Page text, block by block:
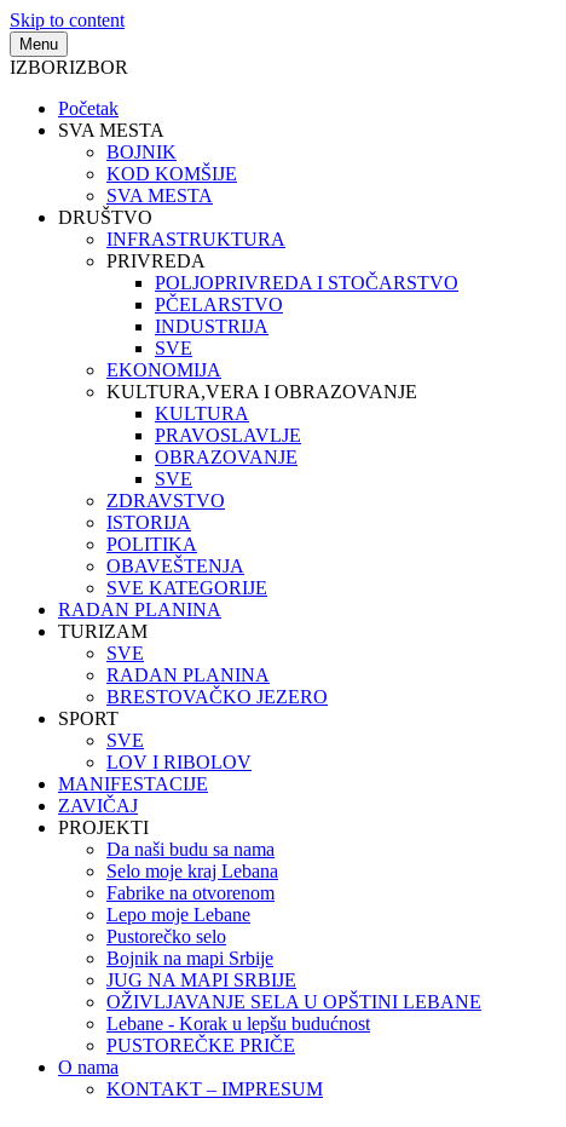
Skip to content
Menu
IZBORIZBOR
Početak
SVA MESTA
BOJNIK
KOD KOMŠIJE
SVA MESTA
DRUŠTVO
INFRASTRUKTURA
PRIVREDA
POLJOPRIVREDA I STOČARSTVO
PČELARSTVO
INDUSTRIJA
SVE
EKONOMIJA
KULTURA,VERA I OBRAZOVANJE
KULTURA
PRAVOSLAVLJE
OBRAZOVANJE
SVE
ZDRAVSTVO
ISTORIJA
POLITIKA
OBAVEŠTENJA
SVE KATEGORIJE
RADAN PLANINA
TURIZAM
SVE
RADAN PLANINA
BRESTOVAČKO JEZERO
SPORT
SVE
LOV I RIBOLOV
MANIFESTACIJE
ZAVIČAJ
PROJEKTI
Da naši budu sa nama
Selo moje kraj Lebana
Fabrike na otvorenom
Lepo moje Lebane
Pustorečko selo
Bojnik na mapi Srbije
JUG NA MAPI SRBIJE
OŽIVLJAVANJE SELA U OPŠTINI LEBANE
Lebane - Korak u lepšu budućnost
PUSTOREČKE PRIČE
O nama
KONTAKT – IMPRESUM